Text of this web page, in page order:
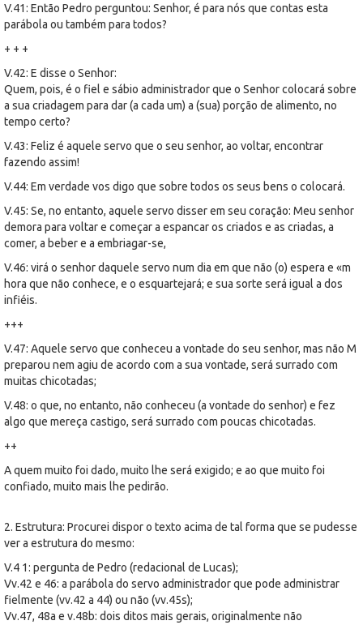
V.41: Então Pedro perguntou: Senhor, é para nós que contas esta
parábola ou também para todos?
+ + +
V.42: E disse o Senhor:
Quem, pois, é o fiel e sábio administrador que o Senhor colocará sobre
a sua criadagem para dar (a cada um) a (sua) porção de alimento, no
tempo certo?
V.43: Feliz é aquele servo que o seu senhor, ao voltar, encontrar
fazendo assim!
V.44: Em verdade vos digo que sobre todos os seus bens o colocará.
V.45: Se, no entanto, aquele servo disser em seu coração: Meu senhor
demora para voltar e começar a espancar os criados e as criadas, a
comer, a beber e a embriagar-se,
V.46: virá o senhor daquele servo num dia em que não (o) espera e «m
hora que não conhece, e o esquartejará; e sua sorte será igual a dos
infiéis.
+++
V.47: Aquele servo que conheceu a vontade do seu senhor, mas não M
preparou nem agiu de acordo com a sua vontade, será surrado com
muitas chicotadas;
V.48: o que, no entanto, não conheceu (a vontade do senhor) e fez
algo que mereça castigo, será surrado com poucas chicotadas.
++
A quem muito foi dado, muito lhe será exigido; e ao que muito foi
confiado, muito mais lhe pedirão.
2. Estrutura: Procurei dispor o texto acima de tal forma que se pudesse
ver a estrutura do mesmo:
V.4 1: pergunta de Pedro (redacional de Lucas);
Vv.42 e 46: a parábola do servo administrador que pode administrar
fielmente (vv.42 a 44) ou não (vv.45s);
Vv.47, 48a e v.48b: dois ditos mais gerais, originalmente não